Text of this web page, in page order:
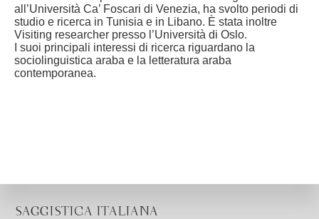
all’Università Ca’ Foscari di Venezia, ha svolto periodi di
studio e ricerca in Tunisia e in Libano. È stata inoltre
Visiting researcher presso l’Università di Oslo.
I suoi principali interessi di ricerca riguardano la
sociolinguistica araba e la letteratura araba
contemporanea.
SAGGISTICA ITALIANA